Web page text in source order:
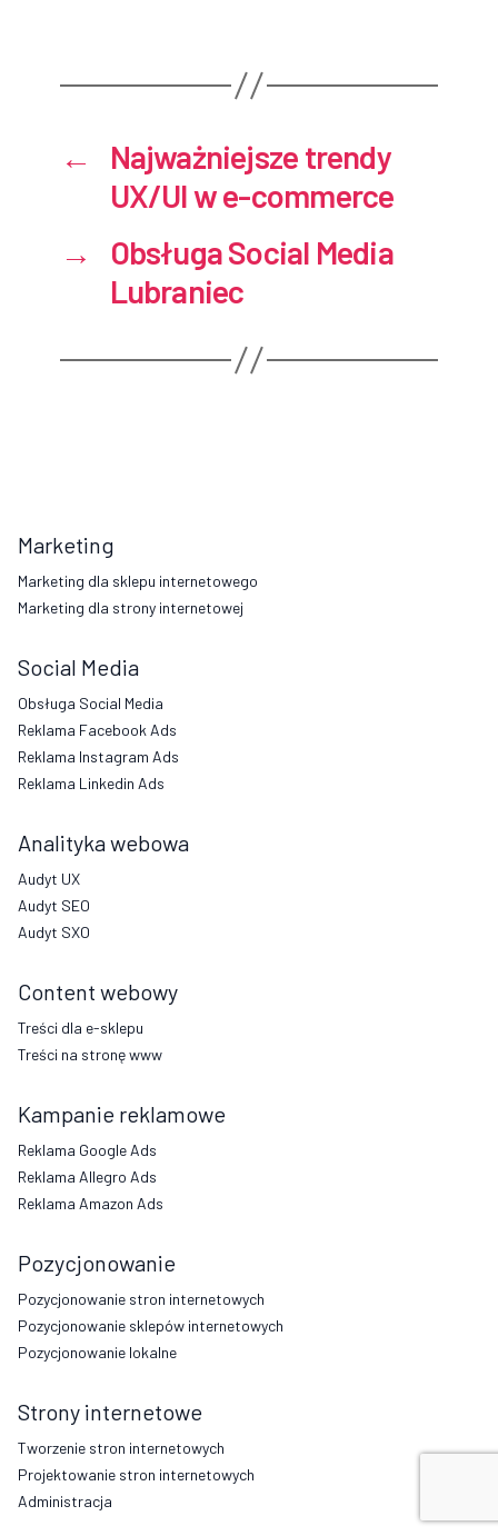
←
Najważniejsze trendy
UX/UI w e-commerce
→
Obsługa Social Media
Lubraniec
Marketing
Marketing dla sklepu internetowego
Marketing dla strony internetowej
Social Media
Obsługa Social Media
Reklama Facebook Ads
Reklama Instagram Ads
Reklama Linkedin Ads
Analityka webowa
Audyt UX
Audyt SEO
Audyt SXO
Content webowy
Treści dla e-sklepu
Treści na stronę www
Kampanie reklamowe
Reklama Google Ads
Reklama Allegro Ads
Reklama Amazon Ads
Pozycjonowanie
Pozycjonowanie stron internetowych
Pozycjonowanie sklepów internetowych
Pozycjonowanie lokalne
Strony internetowe
Tworzenie stron internetowych
Projektowanie stron internetowych
Administracja